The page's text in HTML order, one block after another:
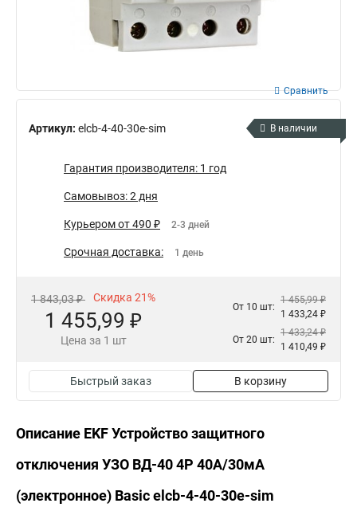
Артикул: elcb-4-40-30e-sim
Сравнить
В наличии
Гарантия производителя: 1 год
Самовывоз: 2 дня
Курьером от 490 ₽ 2-3 дней
Срочная доставка: 1 день
1 843,03 ₽ Скидка 21%
1 455,99 ₽
Цена за 1 шт
От 10 шт:
1 455,99 ₽
1 433,24 ₽
От 20 шт:
1 433,24 ₽
1 410,49 ₽
Быстрый заказ В корзину
Описание EKF Устройство защитного
отключения УЗО ВД-40 4P 40А/30мА
(электронное) Basic elcb-4-40-30e-sim